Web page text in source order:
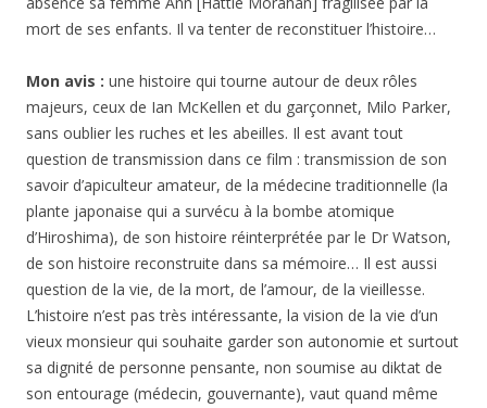
mort de ses enfants. Il va tenter de reconstituer l’histoire…
Mon avis : une histoire qui tourne autour de deux rôles
majeurs, ceux de Ian McKellen et du garçonnet, Milo Parker,
sans oublier les ruches et les abeilles. Il est avant tout
question de transmission dans ce film : transmission de son
savoir d’apiculteur amateur, de la médecine traditionnelle (la
plante japonaise qui a survécu à la bombe atomique
d’Hiroshima), de son histoire réinterprétée par le Dr Watson,
de son histoire reconstruite dans sa mémoire… Il est aussi
question de la vie, de la mort, de l’amour, de la vieillesse.
L’histoire n’est pas très intéressante, la vision de la vie d’un
vieux monsieur qui souhaite garder son autonomie et surtout
sa dignité de personne pensante, non soumise au diktat de
son entourage (médecin, gouvernante), vaut quand même